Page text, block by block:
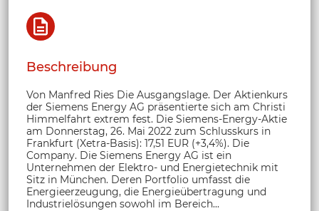
Beschreibung
Von Manfred Ries Die Ausgangslage. Der Aktienkurs
der Siemens Energy AG präsentierte sich am Christi
Himmelfahrt extrem fest. Die Siemens-Energy-Aktie
am Donnerstag, 26. Mai 2022 zum Schlusskurs in
Frankfurt (Xetra-Basis): 17,51 EUR (+3,4%). Die
Company. Die Siemens Energy AG ist ein
Unternehmen der Elektro- und Energietechnik mit
Sitz in München. Deren Portfolio umfasst die
Energieerzeugung, die Energieübertragung und
Industrielösungen sowohl im Bereich...